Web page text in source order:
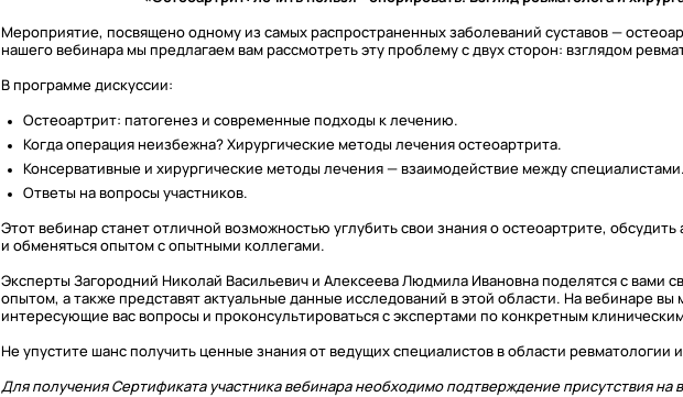
Мероприятие, посвящено одному из самых распространенных заболеваний суставов —
нашего вебинара мы предлагаем вам рассмотреть эту проблему с двух сторон: взглядом
В программе дискуссии:
Остеоартрит: патогенез и современные подходы к лечению.
Когда операция неизбежна? Хирургические методы лечения остеоартрита.
Консервативные и хирургические методы лечения — взаимодействие между
Ответы на вопросы участников.
Этот вебинар станет отличной возможностью углубить свои знания о остеоартрите,
и обменяться опытом с опытными коллегами.
Эксперты Загородний Николай Васильевич и Алексеева Людмила Ивановна поделятся с вами
опытом, а также представят актуальные данные исследований в этой области. На вебинаре вы
интересующие вас вопросы и проконсультироваться с экспертами по конкретным
Не упустите шанс получить ценные знания от ведущих специалистов в области ревматологии
Для получения Сертификата участника вебинара необходимо подтверждение присутствия на